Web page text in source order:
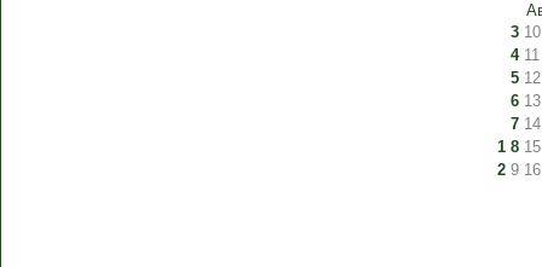
3 10
4 11
5 12
6 13
7 14
1 8 15
2 9 16